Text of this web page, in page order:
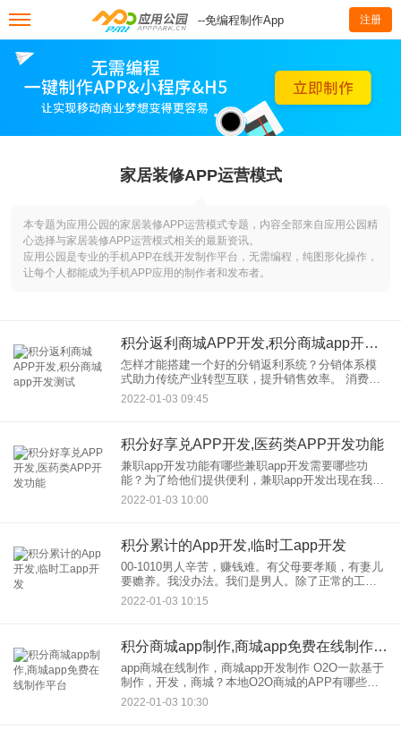
--免编程制作App 注册
家居装修APP运营模式
本专题为应用公园的家居装修APP运营模式专题，内容全部来自应用公园精
心选择与家居装修APP运营模式相关的最新资讯。
应用公园是专业的手机APP在线开发制作平台，无需编程，纯图形化操作，
让每个人都能成为手机APP应用的制作者和发布者。
积分返利商城APP开发,积分商城app开发测试
怎样才能搭建一个好的分销返利系统？分销体系模
式助力传统产业转型互联，提升销售效率。 消费分
销系统功能介绍： 在分销搭建一体化销售平台，支
持零售、批发、代理销售、代理连锁加盟等销售渠
2022-01-03 09:45
积分好享兑APP开发,医药类APP开发功能
兼职app开发功能有哪些兼职app开发需要哪些功
能？为了给他们提供便利，兼职app开发出现在我们
的生活中，用户可以在线查看各种兼职工作，方便
用户根据实际需求进行选择，让人们不再为找兼职
2022-01-03 10:00
积分累计的App开发,临时工app开发
00-1010男人辛苦，赚钱难。有父母要孝顺，有妻儿
要赡养。我没办法。我们是男人。除了正常的工
作，我每天还要做很多额外的工作。说实话，外卖
做过兼职跑腿的。每天都累得说不出话来，生活水
2022-01-03 10:15
积分商城app制作,商城app免费在线制作平台
app商城在线制作，商城app开发制作 O2O一款基于
制作，开发，商城？本地O2O商城的APP有哪些功
能“未来一二十年，不会有电商，只有新零售。”马云
提出的“新零售”概念，是将线下商机与互联网相结
2022-01-03 10:30